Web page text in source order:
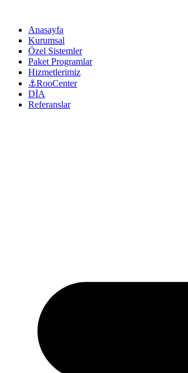
Anasayfa
Kurumsal
Özel Sistemler
Paket Programlar
Hizmetlerimiz
⚓RooCenter
DİA
Referanslar